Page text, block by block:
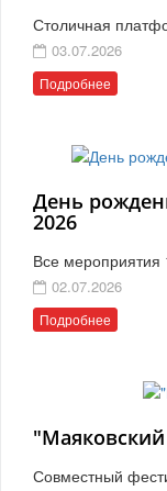
Столичная
03.07.2026
Подробнее
День
2026
Все мероприятия
02.07.2026
Подробнее
Совместный